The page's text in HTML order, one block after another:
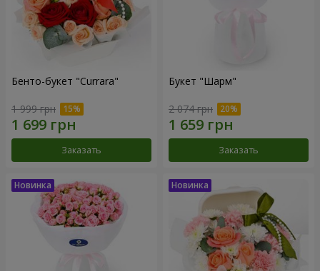
Бенто-букет "Currara"
1 999 грн
Заказать
Букет "Шарм"
2 074 грн
Заказать